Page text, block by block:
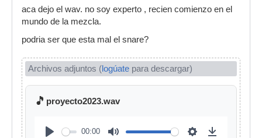
aca dejo el wav. no soy experto , recien comienzo en el
mundo de la mezcla.
podria ser que esta mal el snare?
Archivos adjuntos (logúate para descargar)
🎵 proyecto2023.wav
00:00